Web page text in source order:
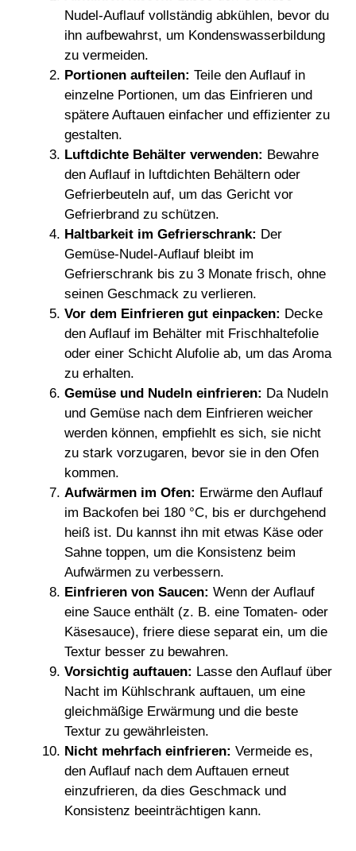
Nudel-Auflauf vollständig abkühlen, bevor du
ihn aufbewahrst, um Kondenswasserbildung
zu vermeiden.
Portionen aufteilen: Teile den Auflauf in
einzelne Portionen, um das Einfrieren und
spätere Auftauen einfacher und effizienter zu
gestalten.
Luftdichte Behälter verwenden: Bewahre
den Auflauf in luftdichten Behältern oder
Gefrierbeuteln auf, um das Gericht vor
Gefrierbrand zu schützen.
Haltbarkeit im Gefrierschrank: Der
Gemüse-Nudel-Auflauf bleibt im
Gefrierschrank bis zu 3 Monate frisch, ohne
seinen Geschmack zu verlieren.
Vor dem Einfrieren gut einpacken: Decke
den Auflauf im Behälter mit Frischhaltefolie
oder einer Schicht Alufolie ab, um das Aroma
zu erhalten.
Gemüse und Nudeln einfrieren: Da Nudeln
und Gemüse nach dem Einfrieren weicher
werden können, empfiehlt es sich, sie nicht
zu stark vorzugaren, bevor sie in den Ofen
kommen.
Aufwärmen im Ofen: Erwärme den Auflauf
im Backofen bei 180 °C, bis er durchgehend
heiß ist. Du kannst ihn mit etwas Käse oder
Sahne toppen, um die Konsistenz beim
Aufwärmen zu verbessern.
Einfrieren von Saucen: Wenn der Auflauf
eine Sauce enthält (z. B. eine Tomaten- oder
Käsesauce), friere diese separat ein, um die
Textur besser zu bewahren.
Vorsichtig auftauen: Lasse den Auflauf über
Nacht im Kühlschrank auftauen, um eine
gleichmäßige Erwärmung und die beste
Textur zu gewährleisten.
Nicht mehrfach einfrieren: Vermeide es,
den Auflauf nach dem Auftauen erneut
einzufrieren, da dies Geschmack und
Konsistenz beeinträchtigen kann.